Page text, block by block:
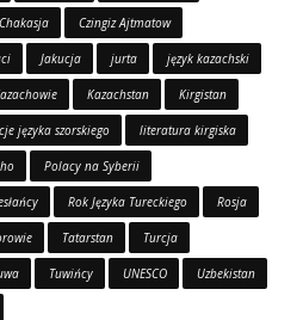
Chakasja Czingiz Ajtmatow
Jakucja jurta język kazachski
Kazachstan Kirgistan
języka szorskiego literatura kirgiska
Polacy na Syberii
Rok Języka Tureckiego Rosja
Tatarstan Turcja
Tuwińcy UNESCO Uzbekistan